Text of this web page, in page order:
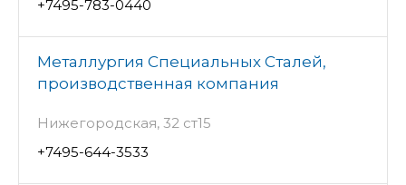
+7495-783-0440
Металлургия Специальных Сталей,
производственная компания
Нижегородская, 32 ст15
+7495-644-3533